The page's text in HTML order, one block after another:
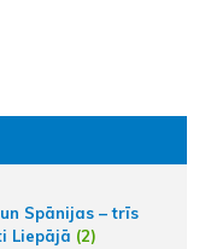
Spānijas – trīs
Liepājā (2)